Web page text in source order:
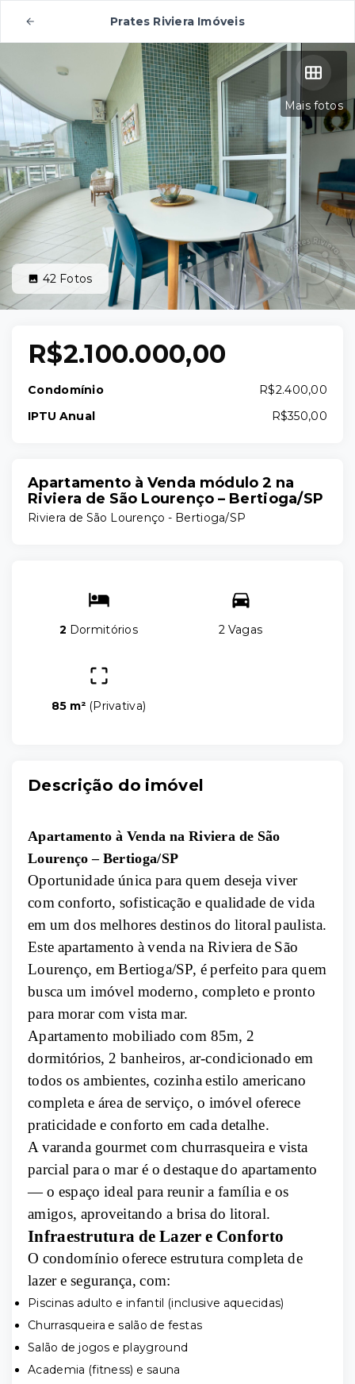
Prates Riviera Imóveis
Mais fotos
42 Fotos
R$2.100.000,00
Condomínio
R$2.400,00
IPTU Anual
R$350,00
Apartamento à Venda módulo 2 na
Riviera de São Lourenço – Bertioga/SP
Riviera de São Lourenço - Bertioga/SP
2 Dormitórios 2 Vagas
85 m² (Privativa)
Descrição do imóvel
Apartamento à Venda na Riviera de São
Lourenço – Bertioga/SP
Oportunidade única para quem deseja viver
com conforto, sofisticação e qualidade de vida
em um dos melhores destinos do litoral paulista.
Este apartamento à venda na Riviera de São
Lourenço, em Bertioga/SP, é perfeito para quem
busca um imóvel moderno, completo e pronto
para morar com vista mar.
Apartamento mobiliado com 85m, 2
dormitórios, 2 banheiros, ar-condicionado em
todos os ambientes, cozinha estilo americano
completa e área de serviço, o imóvel oferece
praticidade e conforto em cada detalhe.
A varanda gourmet com churrasqueira e vista
parcial para o mar é o destaque do apartamento
— o espaço ideal para reunir a família e os
amigos, aproveitando a brisa do litoral.
Infraestrutura de Lazer e Conforto
O condomínio oferece estrutura completa de
lazer e segurança, com:
Piscinas adulto e infantil (inclusive aquecidas)
Churrasqueira e salão de festas
Salão de jogos e playground
Academia (fitness) e sauna